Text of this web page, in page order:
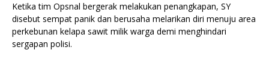
Ketika tim Opsnal bergerak melakukan penangkapan, SY
disebut sempat panik dan berusaha melarikan diri menuju area
perkebunan kelapa sawit milik warga demi menghindari
sergapan polisi.